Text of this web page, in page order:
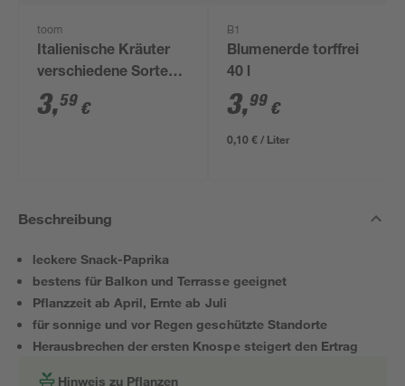
toom
Italienische Kräuter
verschiedene Sorten
14 cm Topf
3,59 €
B1
Blumenerde torffrei
40 l
3,99 €
0,10 € / Liter
Beschreibung
leckere Snack-Paprika
bestens für Balkon und Terrasse geeignet
Pflanzzeit ab April, Ernte ab Juli
für sonnige und vor Regen geschützte Standorte
Herausbrechen der ersten Knospe steigert den Ertrag
Hinweis zu Pflanzen